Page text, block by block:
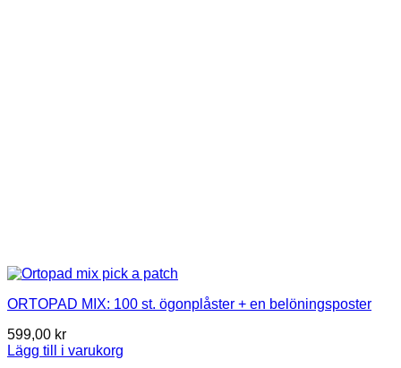
ORTOPAD MIX: 100 st. ögonplåster + en belöningsposter
599,00 kr
Lägg till i varukorg